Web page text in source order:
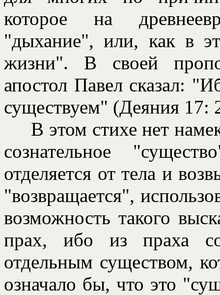
которое на
"дыхание", или, как в
жизни". В своей
апостол Павел сказал:
существуем" (Деяния 17:
В этом стихе нет
сознательное
отделяется от тела и
"возвращается",
возможность такого
прах, ибо из праха
отдельным существом,
означало бы, что это